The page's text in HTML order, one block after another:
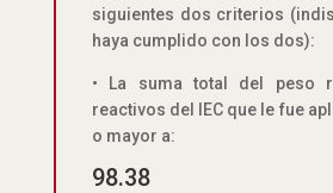
siguientes dos criterios
haya cumplido con los dos):
• La suma total del peso
reactivos del IEC que le fue
o mayor a:
98.38